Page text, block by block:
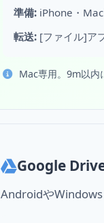
準備: iPhone・
転送: [ファイル]
Mac専用。9m以内
Google
AndroidやWindows